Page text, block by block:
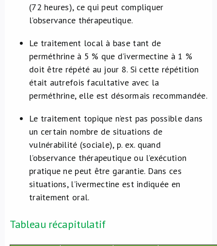
(72 heures), ce qui peut compliquer
l’observance thérapeutique.
Le traitement local à base tant de
perméthrine à 5 % que d’ivermectine à 1 %
doit être répété au jour 8. Si cette répétition
était autrefois facultative avec la
perméthrine, elle est désormais recommandée.
Le traitement topique n’est pas possible dans
un certain nombre de situations de
vulnérabilité (sociale), p. ex. quand
l’observance thérapeutique ou l’exécution
pratique ne peut être garantie. Dans ces
situations, l’ivermectine est indiquée en
traitement oral.
Tableau récapitulatif